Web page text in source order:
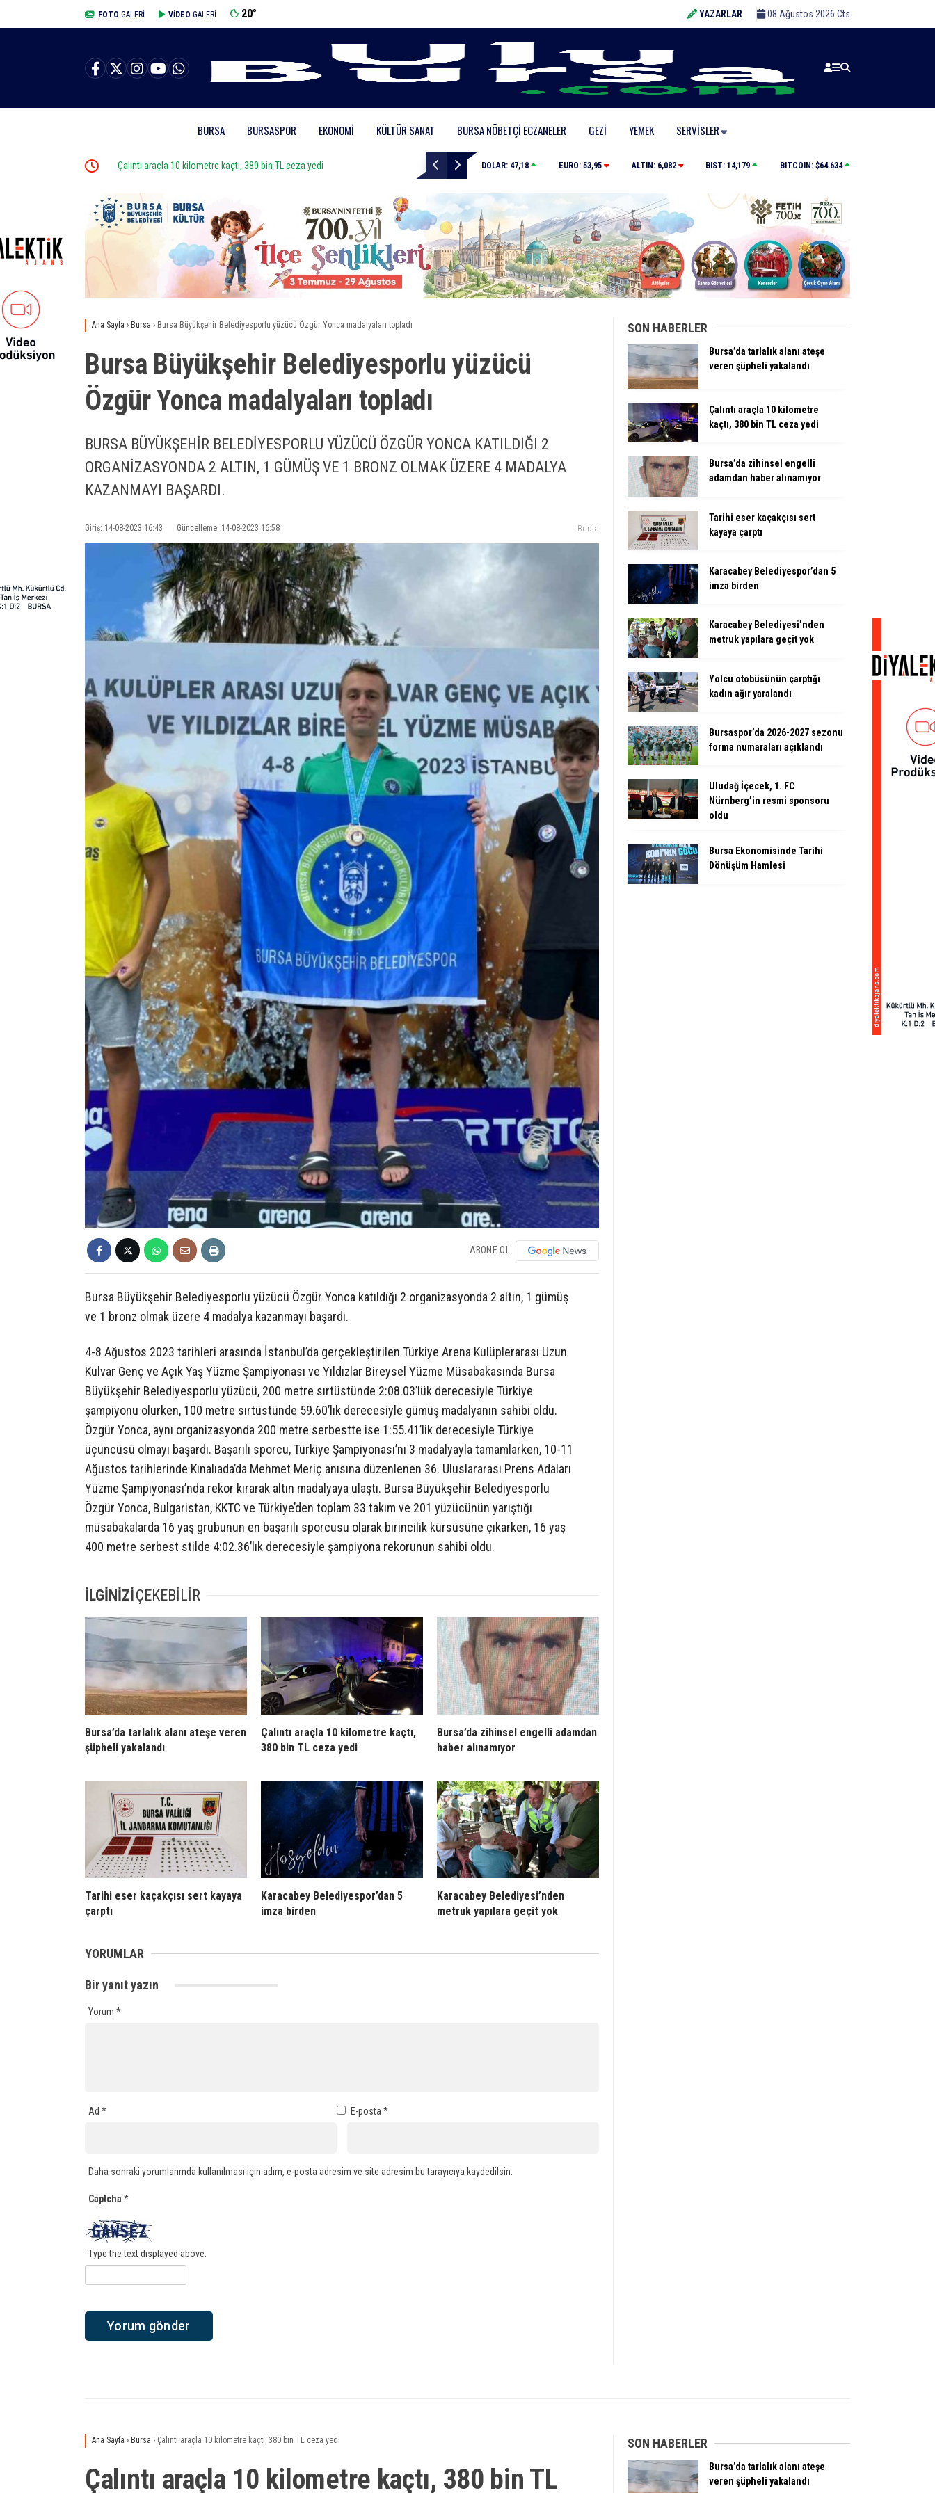
FOTO GALERİ VİDEO GALERİ 20° YAZARLAR 08 Ağustos 2026 Cts
BURSA BURSASPOR EKONOMI KÜLTÜR SANAT BURSA NÖBETÇI ECZANELER GEZI YEMEK SERVISLER
Çalıntı araçla 10 kilometre kaçtı, 380 bin TL ceza yedi Bursa’da zihinsel engelli adamdan haber alınamıyor Tarihi eser kaçakçısı sert kayaya çarptı
DOLAR: 47,18 EURO: 53,95 ALTIN: 6,082 BIST: 14,179 BITCOIN: $64.634
Ana Sayfa › Bursa › Bursa Büyükşehir Belediyesporlu yüzücü Özgür Yonca madalyaları topladı
Bursa Büyükşehir Belediyesporlu yüzücü
Özgür Yonca madalyaları topladı
BURSA BÜYÜKŞEHİR BELEDİYESPORLU YÜZÜCÜ ÖZGÜR YONCA KATILDIĞI 2
ORGANİZASYONDA 2 ALTIN, 1 GÜMÜŞ VE 1 BRONZ OLMAK ÜZERE 4 MADALYA
KAZANMAYI BAŞARDI.
Giriş: 14-08-2023 16:43 Güncelleme: 14-08-2023 16:58 Bursa
ABONE OL
Bursa Büyükşehir Belediyesporlu yüzücü Özgür Yonca katıldığı 2 organizasyonda 2 altın, 1 gümüş
ve 1 bronz olmak üzere 4 madalya kazanmayı başardı.
4-8 Ağustos 2023 tarihleri arasında İstanbul’da gerçekleştirilen Türkiye Arena Kulüplerarası Uzun
Kulvar Genç ve Açık Yaş Yüzme Şampiyonası ve Yıldızlar Bireysel Yüzme Müsabakasında Bursa
Büyükşehir Belediyesporlu yüzücü, 200 metre sırtüstünde 2:08.03’lük derecesiyle Türkiye
şampiyonu olurken, 100 metre sırtüstünde 59.60’lık derecesiyle gümüş madalyanın sahibi oldu.
Özgür Yonca, aynı organizasyonda 200 metre serbestte ise 1:55.41’lik derecesiyle Türkiye
üçüncüsü olmayı başardı. Başarılı sporcu, Türkiye Şampiyonası’nı 3 madalyayla tamamlarken, 10-11
Ağustos tarihlerinde Kınalıada’da Mehmet Meriç anısına düzenlenen 36. Uluslararası Prens Adaları
Yüzme Şampiyonası’nda rekor kırarak altın madalyaya ulaştı. Bursa Büyükşehir Belediyesporlu
Özgür Yonca, Bulgaristan, KKTC ve Türkiye’den toplam 33 takım ve 201 yüzücünün yarıştığı
müsabakalarda 16 yaş grubunun en başarılı sporcusu olarak birincilik kürsüsüne çıkarken, 16 yaş
400 metre serbest stilde 4:02.36’lık derecesiyle şampiyona rekorunun sahibi oldu.
İLGİNİZİÇEKEBİLİR
Bursa’da tarlalık alanı ateşe veren
şüpheli yakalandı
Çalıntı araçla 10 kilometre kaçtı,
380 bin TL ceza yedi
Bursa’da zihinsel engelli adamdan
haber alınamıyor
Tarihi eser kaçakçısı sert kayaya
çarptı
Karacabey Belediyespor’dan 5
imza birden
Karacabey Belediyesi’nden
metruk yapılara geçit yok
YORUMLAR
Bir yanıt yazın
Yorum *
Ad * E-posta *
Daha sonraki yorumlarımda kullanılması için adım, e-posta adresim ve site adresim bu tarayıcıya kaydedilsin.
Captcha *
Type the text displayed above:
SON HABERLER
Bursa’da tarlalık alanı ateşe
veren şüpheli yakalandı
Çalıntı araçla 10 kilometre
kaçtı, 380 bin TL ceza yedi
Bursa’da zihinsel engelli
adamdan haber alınamıyor
Tarihi eser kaçakçısı sert
kayaya çarptı
Karacabey Belediyespor’dan 5
imza birden
Karacabey Belediyesi’nden
metruk yapılara geçit yok
Yolcu otobüsünün çarptığı
kadın ağır yaralandı
Bursaspor’da 2026-2027 sezonu
forma numaraları açıklandı
Uludağ İçecek, 1. FC
Nürnberg’in resmi sponsoru
oldu
Bursa Ekonomisinde Tarihi
Dönüşüm Hamlesi
Ana Sayfa › Bursa › Çalıntı araçla 10 kilometre kaçtı, 380 bin TL ceza yedi
Çalıntı araçla 10 kilometre kaçtı, 380 bin TL
SON HABERLER
Bursa’da tarlalık alanı ateşe
veren şüpheli yakalandı